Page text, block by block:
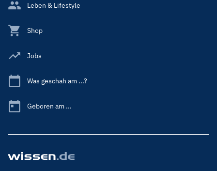
Leben & Lifestyle
Shop
Jobs
Was geschah am ...?
Geboren am ...